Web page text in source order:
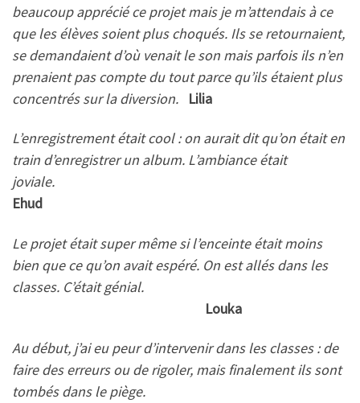
beaucoup apprécié ce projet mais je m’attendais à ce
que les élèves soient plus choqués. Ils se retournaient,
se demandaient d’où venait le son mais parfois ils n’en
prenaient pas compte du tout parce qu’ils étaient plus
concentrés sur la diversion.
Lilia
L’enregistrement était cool : on aurait dit qu’on était en
train d’enregistrer un album. L’ambiance était
joviale.
Ehud
Le projet était super même si l’enceinte était moins
bien que ce qu’on avait espéré. On est allés dans les
classes. C’était génial.
Louka
Au début, j’ai eu peur d’intervenir dans les classes : de
faire des erreurs ou de rigoler, mais finalement ils sont
tombés dans le piège.